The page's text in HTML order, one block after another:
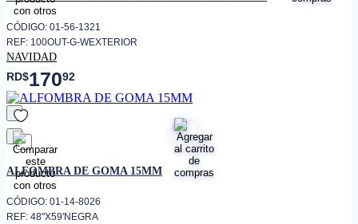
CÓDIGO: 01-56-1321
REF: 100OUT-G-WEXTERIOR
NAVIDAD
RD$17092
favorito
ALFOMBRA DE GOMA 15MM
CÓDIGO: 01-14-8026
REF: 48"X59'NEGRA